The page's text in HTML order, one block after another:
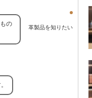
革製品を知りたい
の